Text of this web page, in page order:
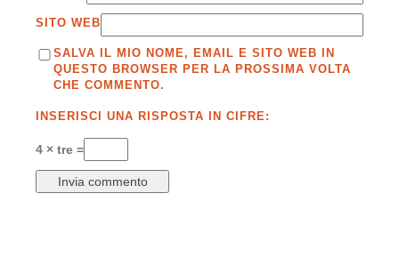
SITO WEB
SALVA IL MIO NOME, EMAIL E SITO WEB IN
QUESTO BROWSER PER LA PROSSIMA VOLTA
CHE COMMENTO.
INSERISCI UNA RISPOSTA IN CIFRE:
4 × tre =